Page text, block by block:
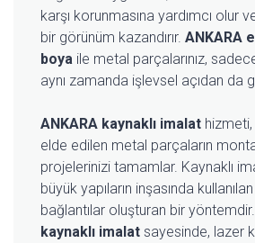
karşı korunmasına yardımcı olur
bir görünüm kazandırır. ANKARA
boya ile metal parçalarınız,
aynı zamanda işlevsel açıdan da
ANKARA kaynaklı imalat
elde edilen metal parçaların
projelerinizi tamamlar. Kaynaklı
büyük yapıların inşasında
bağlantılar oluşturan bir yöntemdir.
kaynaklı imalat sayesinde, lazer